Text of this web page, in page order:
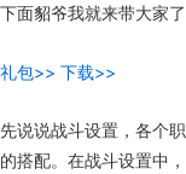
下面貂爷我就来带大家
礼包>> 下载>>
先说说战斗设置，各个
的搭配。在战斗设置中